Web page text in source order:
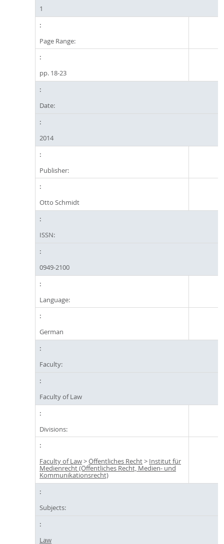
1
Page Range:
pp. 18-23
Date:
2014
Publisher:
Otto Schmidt
ISSN:
0949-2100
Language:
German
Faculty:
Faculty of Law
Divisions:
Faculty of Law>Öffentliches Recht> Institut für
Medienrecht (Öffentliches Recht, Medien- und
Kommunikationsrecht)
Subjects:
Law